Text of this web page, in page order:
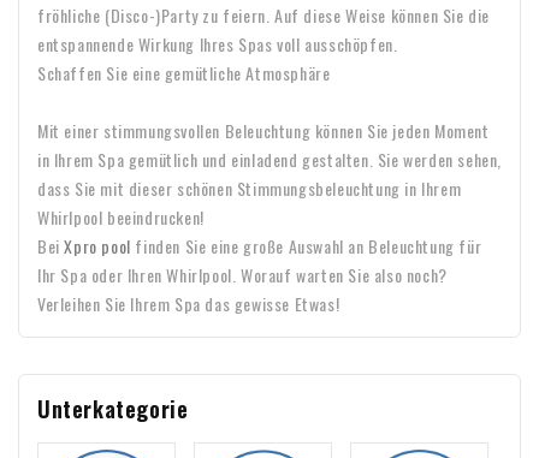
fröhliche (Disco-)Party zu feiern. Auf diese Weise können Sie die
entspannende Wirkung Ihres Spas voll ausschöpfen.
Schaffen Sie eine gemütliche Atmosphäre
Mit einer stimmungsvollen Beleuchtung können Sie jeden Moment
in Ihrem Spa gemütlich und einladend gestalten. Sie werden sehen,
dass Sie mit dieser schönen Stimmungsbeleuchtung in Ihrem
Whirlpool beeindrucken!
BeiXpro pool finden Sie eine große Auswahl an Beleuchtung für
Ihr Spa oder Ihren Whirlpool. Worauf warten Sie also noch?
Verleihen Sie Ihrem Spa das gewisse Etwas!
Unterkategorie